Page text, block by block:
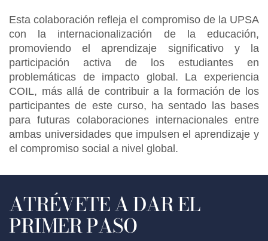
Esta colaboración refleja el compromiso de la UPSA
con la internacionalización de la educación,
promoviendo el aprendizaje significativo y la
participación activa de los estudiantes en
problemáticas de impacto global. La experiencia
COIL, más allá de contribuir a la formación de los
participantes de este curso, ha sentado las bases
para futuras colaboraciones internacionales entre
ambas universidades que impulsen el aprendizaje y
el compromiso social a nivel global.
ATRÉVETE A DAR EL
PRIMER PASO